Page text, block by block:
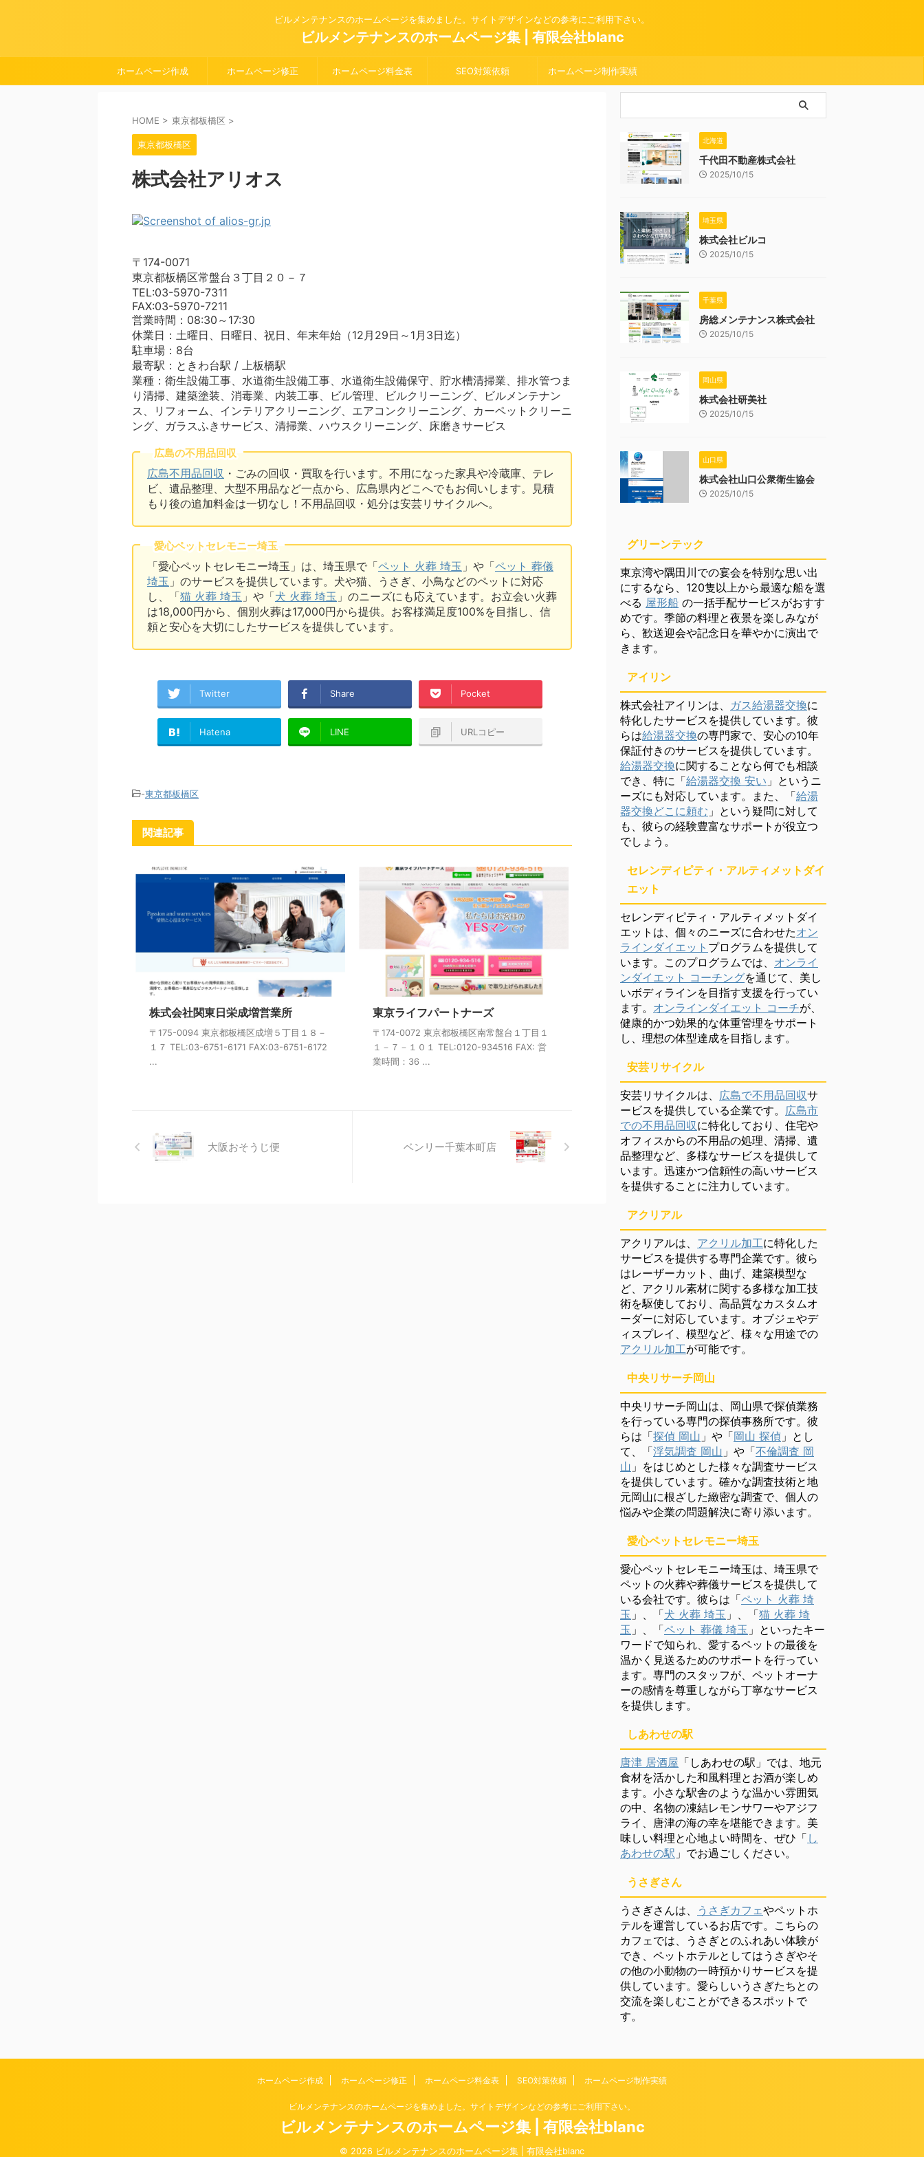
ビルメンテナンスのホームページを集めました。サイトデザインなどの参考にご利用下さい。
ビルメンテナンスのホームページ集 | 有限会社blanc
ホームページ作成 ホームページ修正 ホームページ料金表 SEO対策依頼 ホームページ制作実績
HOME > 東京都板橋区 >
東京都板橋区
株式会社アリオス
〒174-0071
東京都板橋区常盤台３丁目２０－７
TEL:03-5970-7311
FAX:03-5970-7211
営業時間：08:30～17:30
休業日：土曜日、日曜日、祝日、年末年始（12月29日～1月3日迄）
駐車場：8台
最寄駅：ときわ台駅 / 上板橋駅
業種：衛生設備工事、水道衛生設備工事、水道衛生設備保守、貯水槽清掃業、排水管つま
り清掃、建築塗装、消毒業、内装工事、ビル管理、ビルクリーニング、ビルメンテナン
ス、リフォーム、インテリアクリーニング、エアコンクリーニング、カーペットクリーニ
ング、ガラスふきサービス、清掃業、ハウスクリーニング、床磨きサービス
広島の不用品回収
広島不用品回収 ・ごみの回収・買取を行います。不用になった家具や冷蔵庫、テレ
ビ、遺品整理、大型不用品など一点から、広島県内どこへでもお伺いします。見積
もり後の追加料金は一切なし！不用品回収・処分は安芸リサイクルへ。
愛心ペットセレモニー埼玉
「愛心ペットセレモニー埼玉」は、埼玉県で「ペット 火葬 埼玉 」や「ペット 葬儀
埼玉 」のサービスを提供しています。犬や猫、うさぎ、小鳥などのペットに対応
し、「猫 火葬 埼玉 」や「犬 火葬 埼玉 」のニーズにも応えています。お立会い火葬
は18,000円から、個別火葬は17,000円から提供。お客様満足度100%を目指し、信
頼と安心を大切にしたサービスを提供しています。
Twitter Share Pocket
Hatena LINE URLコピー
-東京都板橋区
関連記事
株式会社関東日栄成増営業所
〒175-0094 東京都板橋区成増５丁目１８－
１７ TEL:03-6751-6171 FAX:03-6751-6172
...
東京ライフパートナーズ
〒174-0072 東京都板橋区南常盤台１丁目１
１－７－１０１ TEL:0120-934516 FAX: 営
業時間：36 ...
大阪おそうじ便 ベンリー千葉本町店
北海道
千代田不動産株式会社
2025/10/15
埼玉県
株式会社ビルコ
2025/10/15
千葉県
房総メンテナンス株式会社
2025/10/15
岡山県
株式会社研美社
2025/10/15
山口県
株式会社山口公衆衛生協会
2025/10/15
グリーンテック
東京湾や隅田川での宴会を特別な思い出
にするなら、120隻以上から最適な船を選
べる 屋形船 の一括手配サービスがおすす
めです。季節の料理と夜景を楽しみなが
ら、歓送迎会や記念日を華やかに演出で
きます。
アイリン
株式会社アイリンは、 ガス給湯器交換に
特化したサービスを提供しています。彼
らは給湯器交換の専門家で、安心の10年
保証付きのサービスを提供しています。
給湯器交換に関することなら何でも相談
でき、特に「給湯器交換 安い 」というニ
ーズにも対応しています。また、「給湯
器交換どこに頼む 」という疑問に対して
も、彼らの経験豊富なサポートが役立つ
でしょう。
セレンディピティ・アルティメットダイ
エット
セレンディピティ・アルティメットダイ
エットは、個々のニーズに合わせたオン
ラインダイエット プログラムを提供して
います。このプログラムでは、 オンライ
ンダイエット コーチングを通じて、美し
いボディラインを目指す支援を行ってい
ます。 オンラインダイエット コーチが、
健康的かつ効果的な体重管理をサポート
し、理想の体型達成を目指します。
安芸リサイクル
安芸リサイクルは、 広島で不用品回収サ
ービスを提供している企業です。 広島市
での不用品回収に特化しており、住宅や
オフィスからの不用品の処理、清掃、遺
品整理など、多様なサービスを提供して
います。迅速かつ信頼性の高いサービス
を提供することに注力しています。
アクリアル
アクリアルは、 アクリル加工に特化した
サービスを提供する専門企業です。彼ら
はレーザーカット、曲げ、建築模型な
ど、アクリル素材に関する多様な加工技
術を駆使しており、高品質なカスタムオ
ーダーに対応しています。オブジェやデ
ィスプレイ、模型など、様々な用途での
アクリル加工が可能です。
中央リサーチ岡山
中央リサーチ岡山は、岡山県で探偵業務
を行っている専門の探偵事務所です。彼
らは「探偵 岡山 」や「岡山 探偵 」とし
て、「浮気調査 岡山 」や「不倫調査 岡
山 」をはじめとした様々な調査サービス
を提供しています。確かな調査技術と地
元岡山に根ざした緻密な調査で、個人の
悩みや企業の問題解決に寄り添います。
愛心ペットセレモニー埼玉
愛心ペットセレモニー埼玉は、埼玉県で
ペットの火葬や葬儀サービスを提供して
いる会社です。彼らは「ペット 火葬 埼
玉 」、「犬 火葬 埼玉 」、「猫 火葬 埼
玉 」、「ペット 葬儀 埼玉 」といったキー
ワードで知られ、愛するペットの最後を
温かく見送るためのサポートを行ってい
ます。専門のスタッフが、ペットオーナ
ーの感情を尊重しながら丁寧なサービス
を提供します。
しあわせの駅
唐津 居酒屋 「しあわせの駅」では、地元
食材を活かした和風料理とお酒が楽しめ
ます。小さな駅舎のような温かい雰囲気
の中、名物の凍結レモンサワーやアジフ
ライ、唐津の海の幸を堪能できます。美
味しい料理と心地よい時間を、ぜひ「 し
あわせの駅 」でお過ごしください。
うさぎさん
うさぎさんは、 うさぎカフェやペットホ
テルを運営しているお店です。こちらの
カフェでは、うさぎとのふれあい体験が
でき、ペットホテルとしてはうさぎやそ
の他の小動物の一時預かりサービスを提
供しています。愛らしいうさぎたちとの
交流を楽しむことができるスポットで
す。
ホームページ作成 ホームページ修正 ホームページ料金表 SEO対策依頼 ホームページ制作実績
ビルメンテナンスのホームページを集めました。サイトデザインなどの参考にご利用下さい。
ビルメンテナンスのホームページ集 | 有限会社blanc
© 2026 ビルメンテナンスのホームページ集 | 有限会社blanc